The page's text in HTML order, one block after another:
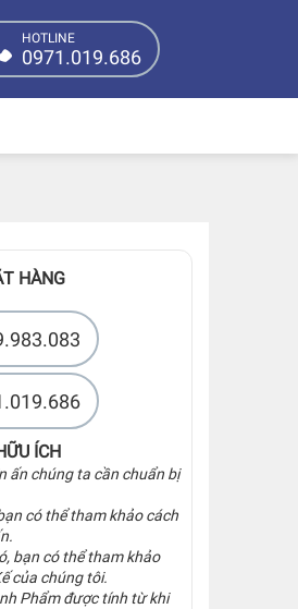
HOTLINE
0971.019.686
HÀNG
ÍCH
ấn chúng ta cần chuẩn bị
có thể tham khảo cách
bạn có thể tham khảo
của chúng tôi.
Phẩm được tính từ khi